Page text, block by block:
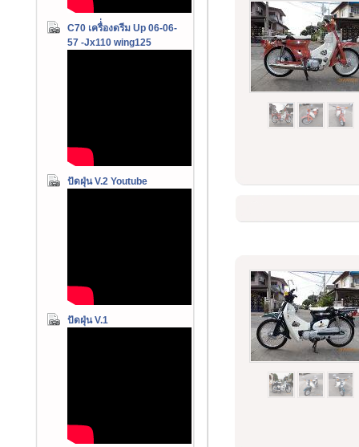
C70 เครื่่องดรีม Up 06-06-
57 -Jx110 wing125
ปัดฝุ่น V.2 Youtube
ปัดฝุ่น V.1